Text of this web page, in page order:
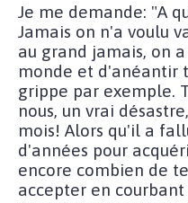
Je me demande: "A
Jamais on n'a voulu
au grand jamais, on
monde et d'anéantir
grippe par exemple.
nous, un vrai
mois! Alors qu'il a
d'années pour
encore combien de
accepter en